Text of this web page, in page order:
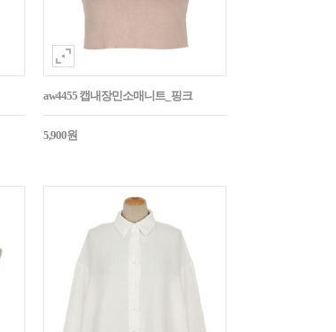
aw4455 캡내장민소매니트_핑크
5,900원